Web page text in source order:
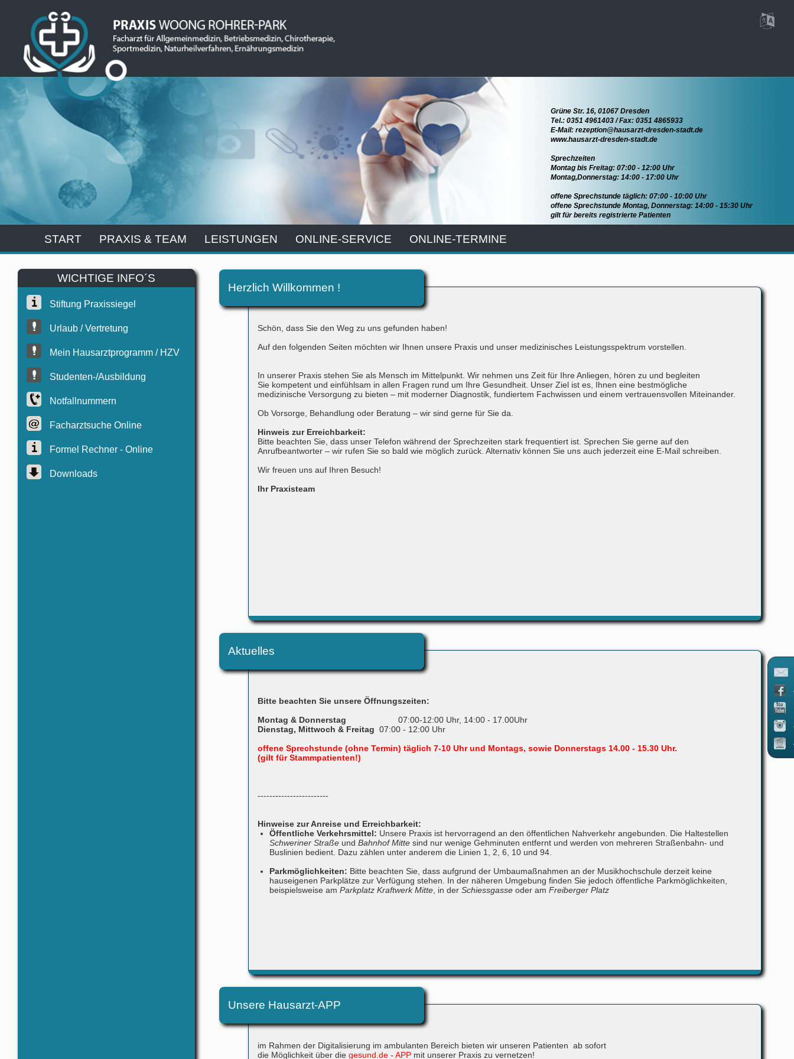
Grüne Str. 16, 01067 Dresden
Tel.: 0351 4961403 / Fax: 0351 4865933
E-Mail: rezeption@hausarzt-dresden-stadt.de
www.hausarzt-dresden-stadt.de
Sprechzeiten
Montag bis Freitag: 07:00 - 12:00 Uhr
Montag,Donnerstag: 14:00 - 17:00 Uhr
offene Sprechstunde täglich: 07:00 - 10:00 Uhr
offene Sprechstunde Montag, Donnerstag: 14:00 - 15:30 Uhr
gilt für bereits registrierte Patienten
START PRAXIS & TEAM LEISTUNGEN ONLINE-SERVICE ONLINE-TERMINE
WICHTIGE INFO´S
Stiftung Praxissiegel
Urlaub / Vertretung
Mein Hausarztprogramm / HZV
Studenten-/Ausbildung
Notfallnummern
Facharztsuche Online
Formel Rechner - Online
Downloads
Herzlich Willkommen !
Schön, dass Sie den Weg zu uns gefunden haben!
Auf den folgenden Seiten möchten wir Ihnen unsere Praxis und unser medizinisches Leistungsspektrum vorstellen.
In unserer Praxis stehen Sie als Mensch im Mittelpunkt. Wir nehmen uns Zeit für Ihre Anliegen, hören zu und begleiten
Sie kompetent und einfühlsam in allen Fragen rund um Ihre Gesundheit. Unser Ziel ist es, Ihnen eine bestmögliche
medizinische Versorgung zu bieten – mit moderner Diagnostik, fundiertem Fachwissen und einem vertrauensvollen Miteinander.
Ob Vorsorge, Behandlung oder Beratung – wir sind gerne für Sie da.
Hinweis zur Erreichbarkeit:
Bitte beachten Sie, dass unser Telefon während der Sprechzeiten stark frequentiert ist. Sprechen Sie gerne auf den
Anrufbeantworter – wir rufen Sie so bald wie möglich zurück. Alternativ können Sie uns auch jederzeit eine E-Mail schreiben.
Wir freuen uns auf Ihren Besuch!
Ihr Praxisteam
Aktuelles
Bitte beachten Sie unsere Öffnungszeiten:
Montag & Donnerstag
07:00-12:00 Uhr, 14:00 - 17.00Uhr
Dienstag, Mittwoch & Freitag 07:00 - 12:00 Uhr
offene Sprechstunde (ohne Termin) täglich 7-10 Uhr und Montags, sowie Donnerstags 14.00 - 15.30 Uhr.
(gilt für Stammpatienten!)
------------------------
Hinweise zur Anreise und Erreichbarkeit:
Öffentliche Verkehrsmittel: Unsere Praxis ist hervorragend an den öffentlichen Nahverkehr angebunden. Die Haltestellen
Schweriner Straße und Bahnhof Mitte sind nur wenige Gehminuten entfernt und werden von mehreren Straßenbahn- und
Buslinien bedient. Dazu zählen unter anderem die Linien 1, 2, 6, 10 und 94.
Parkmöglichkeiten: Bitte beachten Sie, dass aufgrund der Umbaumaßnahmen an der Musikhochschule derzeit keine
hauseigenen Parkplätze zur Verfügung stehen. In der näheren Umgebung finden Sie jedoch öffentliche Parkmöglichkeiten,
beispielsweise am Parkplatz Kraftwerk Mitte , in der Schiessgasse oder am Freiberger Platz
Unsere Hausarzt-APP
im Rahmen der Digitalisierung im ambulanten Bereich bieten wir unseren Patienten ab sofort
die Möglichkeit über die gesund.de - APP mit unserer Praxis zu vernetzen!